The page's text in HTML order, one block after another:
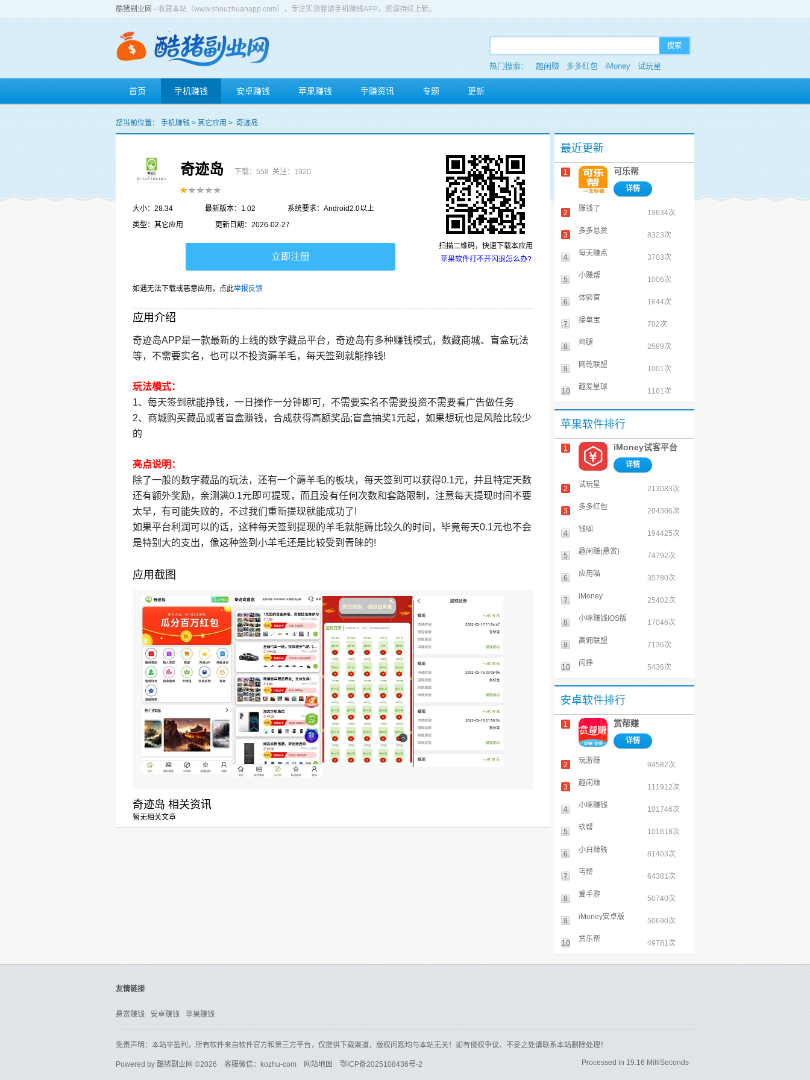
酷猪副业网 - 收藏本站（www.shouzhuanapp.com），专注实测靠谱手机赚钱APP，资源持续上新。
搜索
热门搜索： 趣闲赚 多多红包 iMoney 试玩星
首页 手机赚钱 安卓赚钱 苹果赚钱 手赚资讯 专题 更新
您当前位置： 手机赚钱 > 其它应用 > 奇迹岛
扫描二维码，快速下载本应用
苹果软件打不开闪退怎么办?
奇迹岛 下载：558 关注：1920
大小：28.34 最新版本：1.02
系统要求：Android2.0以上
类型：其它应用
更新日期：2026-02-27
立即注册
如遇无法下载或恶意应用，点此举报反馈
应用介绍
奇迹岛APP是一款最新的上线的数字藏品平台，奇迹岛有多种赚钱模式，数藏商城、盲盒玩法
等，不需要实名，也可以不投资薅羊毛，每天签到就能挣钱!
玩法模式：
1、每天签到就能挣钱，一日操作一分钟即可，不需要实名不需要投资不需要看广告做任务
2、商城购买藏品或者盲盒赚钱，合成获得高额奖品;盲盒抽奖1元起，如果想玩也是风险比较少
的
亮点说明：
除了一般的数字藏品的玩法，还有一个薅羊毛的板块，每天签到可以获得0.1元，并且特定天数
还有额外奖励，亲测满0.1元即可提现，而且没有任何次数和套路限制，注意每天提现时间不要
太早，有可能失败的，不过我们重新提现就能成功了!
如果平台利润可以的话，这种每天签到提现的羊毛就能薅比较久的时间，毕竟每天0.1元也不会
是特别大的支出，像这种签到小羊毛还是比较受到青睐的!
应用截图
奇迹岛 相关资讯
暂无相关文章
最近更新
1 可乐帮
详情
2 赚钱了 19634次
3 多多悬赏 8323次
4 每天赚点 3703次
5 小赚帮 1006次
6 体验官 1644次
7 接单宝 702次
8 鸡腿 2589次
9 网乾联盟 1001次
10 趣爱星球 1161次
苹果软件排行
1 iMoney试客平台
详情
2 试玩星 213083次
3 多多红包 204306次
4 钱咖 194425次
5 趣闲赚(悬赏) 74792次
6 应用喵 35780次
7 iMoney 25402次
8 小啄赚钱IOS版 17046次
9 高佣联盟 7136次
10 闪挣 5436次
安卓软件排行
1 赏帮赚
详情
2 玩游赚 94582次
3 趣闲赚 111912次
4 小啄赚钱 101746次
5 玖帮 101618次
6 小白赚钱 81403次
7 丐帮 64381次
8 爱手游 50740次
9 iMoney安卓版 50690次
10 赏乐帮 49781次
友情链接
悬赏赚钱 安卓赚钱 苹果赚钱
免责声明：本站非盈利，所有软件来自软件官方和第三方平台，仅提供下载渠道，版权问题均与本站无关！如有侵权争议、不妥之处请联系本站删除处理！
Powered by 酷猪副业网 ©2026 客服微信：kozhu-com 网站地图 鄂ICP备2025108436号-2 Processed in 19.16 MilliSeconds